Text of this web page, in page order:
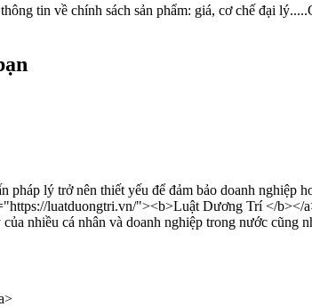
tin về chính sách sản phẩm: giá, cơ chế đại
pháp lý trở nên thiết yếu để đảm bảo doanh
luatduongtri.vn/"><b>Luật Dương Trí </
nhiều cá nhân và doanh nghiệp trong nước cũng